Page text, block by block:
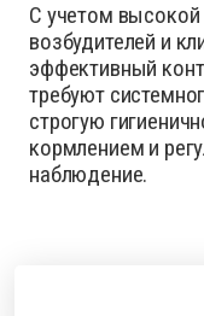
С учетом высокой
возбудителей и
эффективный
требуют
строгую
кормлением и
наблюдение.